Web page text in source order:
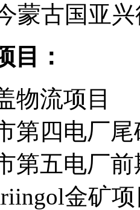
蒙古国亚
目：
物流项目
第四电厂
第五电厂
金矿